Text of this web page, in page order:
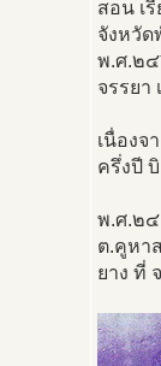
สอน เ
จังหวัด
พ.ศ.๒๔
จรรยา
เนื่องจ
ครึ่งปี
พ.ศ.๒
ต.คูหา
ยาง ที่